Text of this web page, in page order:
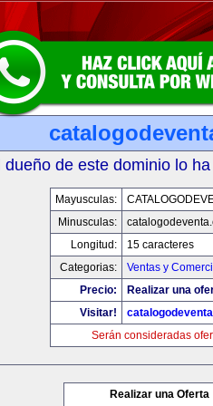
dueño de este dominio lo
Mayusculas:
Minusculas:
Longitud:
15 caracteres
Categorias:
Ventas y
Precio:
Realizar una
Visitar!
Serán consideradas
Realizar una Oferta